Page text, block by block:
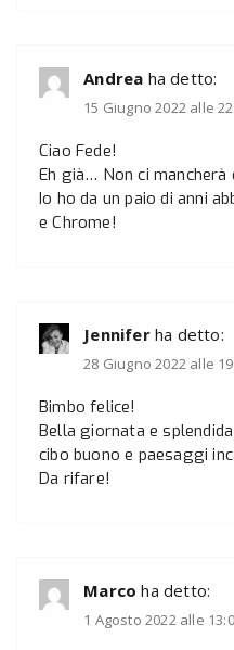
Andrea ha detto:
15 Giugno 2022 alle
Ciao Fede!
Eh già… Non ci mancherà
Io ho da un paio di anni
e Chrome!
Jennifer ha detto:
28 Giugno 2022 alle
Bimbo felice!
Bella giornata e
cibo buono e paesaggi
Da rifare!
Marco ha detto:
1 Agosto 2022 alle